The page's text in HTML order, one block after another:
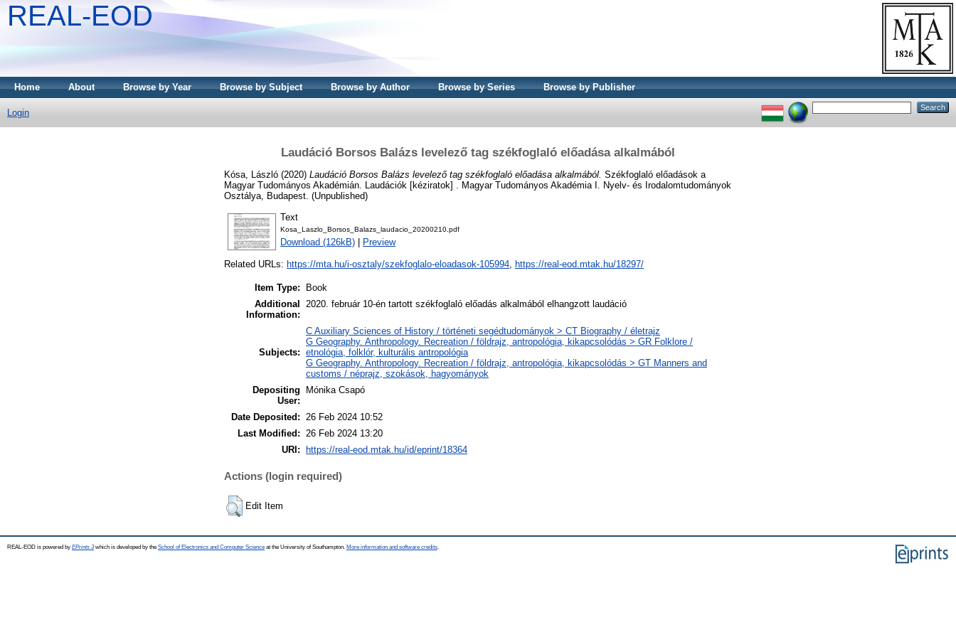
REAL-EOD
Home About Browse by Year Browse by Subject Browse by Author Browse by Series Browse by Publisher
Login
Laudáció Borsos Balázs levelező tag székfoglaló előadása alkalmából
Kósa, László (2020) Laudáció Borsos Balázs levelező tag székfoglaló előadása alkalmából. Székfoglaló előadások a
Magyar Tudományos Akadémián. Laudációk [kéziratok] . Magyar Tudományos Akadémia I. Nyelv- és Irodalomtudományok
Osztálya, Budapest. (Unpublished)
Text
Kosa_Laszlo_Borsos_Balazs_laudacio_20200210.pdf
Download (126kB) Preview
Related URLs: https://mta.hu/i-osztaly/szekfoglalo-eloadasok-105994, https://real-eod.mtak.hu/18297/
Item Type:
Book
Additional
Information:
2020. február 10-én tartott székfoglaló előadás alkalmából elhangzott laudáció
Subjects:
C Auxiliary Sciences of History / történeti segédtudományok > CT Biography / életrajz
G Geography. Anthropology. Recreation / földrajz, antropológia, kikapcsolódás > GR Folklore /
etnológia, folklór, kulturális antropológia
G Geography. Anthropology. Recreation / földrajz, antropológia, kikapcsolódás > GT Manners and
customs / néprajz, szokások, hagyományok
Depositing
User:
Mónika Csapó
Date Deposited: 26 Feb 2024 10:52
Last Modified: 26 Feb 2024 13:20
URI:
https://real-eod.mtak.hu/id/eprint/18364
Actions (login required)
Edit Item
REAL-EOD is powered by EPrints 3which is developed by the School of Electronics and Computer Science at the University of Southampton. More information and software credits